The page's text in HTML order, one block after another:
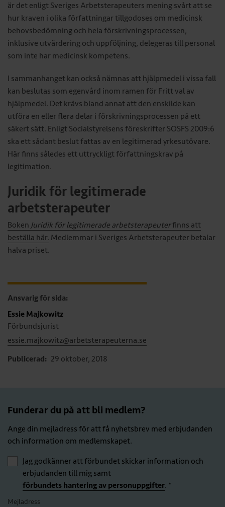
är det enligt Sveriges Arbetsterapeuters mening svårt att se
hur kraven i olika författningar tillgodoses om medicinsk
behovsbedömning och hela förskrivningsprocessen,
inklusive utvärdering och uppföljning, delegeras till personal
som inte har medicinsk kompetens.
I sammanhanget kan också nämnas att hjälpmedel i vissa fall
kan beslutas som egenvård inom ramen för Fritt val av
hjälpmedel. Det krävs bland annat att den enskilde kan
utföra en eller flera delar i förskrivningsprocessen på ett
säkert sätt. Enligt Socialstyrelsens föreskrifter SOSFS 2009:6
ska ett sådant beslut fattas av en legitimerad yrkesutövare.
Här finns således ett uttryckligt författningskrav på
legitimation.
Juridik för legitimerade
arbetsterapeuter
Boken Juridik för legitimerade arbetsterapeuterfinns att
beställa här. Medlemmar i Sveriges Arbetsterapeuter betalar
halva priset.
Ansvarig för sida:
Essie Majkowitz
Förbundsjurist
essie.majkowitz@arbetsterapeuterna.se
Publicerad: 29 oktober, 2018
Funderar du på att bli medlem?
Ange din mejladress för att få nyhetsbrev med erbjudanden
och information om medlemskapet.
Jag godkänner att förbundet skickar information och
erbjudanden till mig samt
förbundets hantering av personuppgifter. *
Mejladress